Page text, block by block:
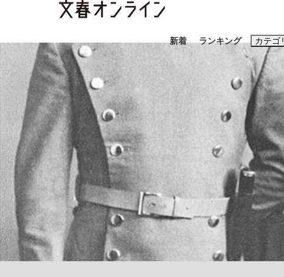
新着 ランキング カテゴ
ニュース
「善か悪かはどちらでもいい」リアル『九条
終戦から81年
おすすめのキー
#藤田晋 #三山
#玉木雄一郎
#